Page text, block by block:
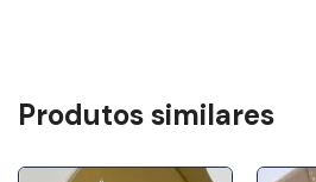
Produtos similares